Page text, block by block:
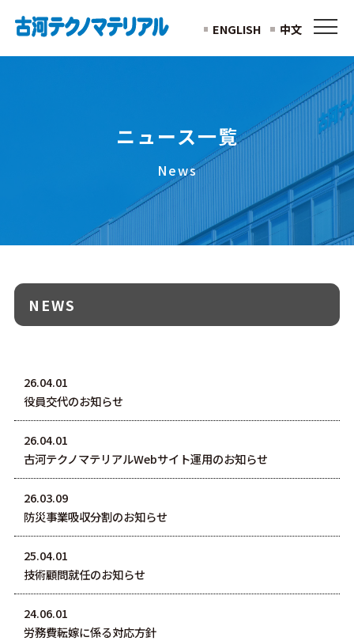
ENGLISH 中文
ニュース一覧
News
NEWS
26.04.01
役員交代のお知らせ
26.04.01
古河テクノマテリアルWebサイト運用のお知らせ
26.03.09
防災事業吸収分割のお知らせ
25.04.01
技術顧問就任のお知らせ
24.06.01
労務費転嫁に係る対応方針